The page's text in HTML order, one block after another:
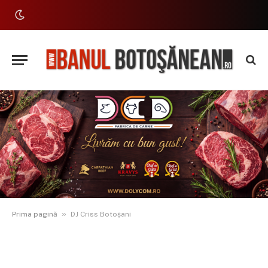
Prima pagină » DJ Criss Botoșani